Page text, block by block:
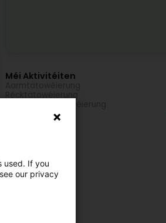
Méi Aktivitéiten
Récktätowéierung
used. If you
our privacy